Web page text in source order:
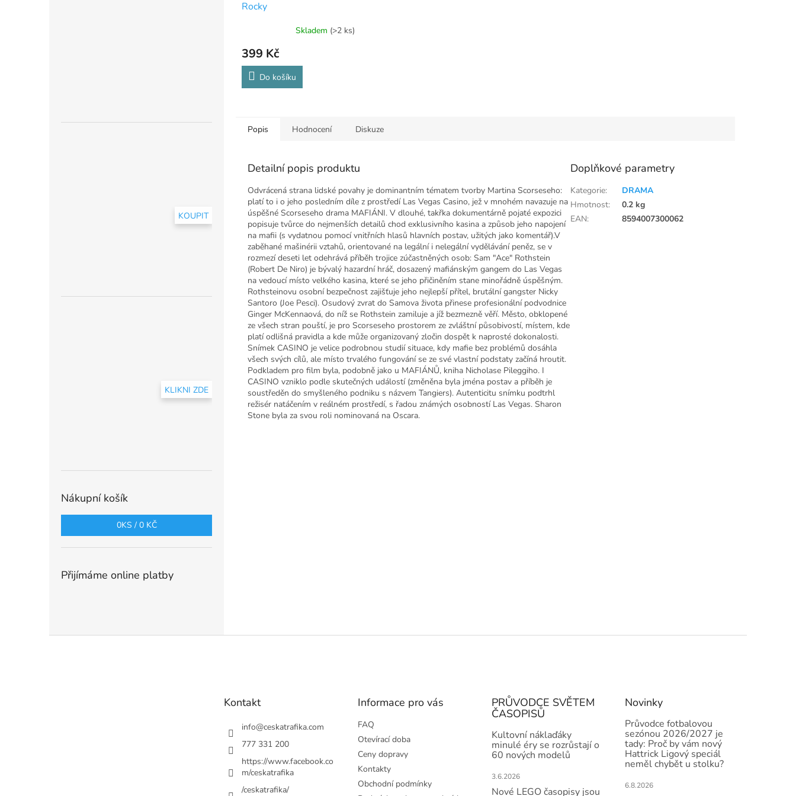
KOUPIT
KLIKNI ZDE
Nákupní košík
0KS / 0 KČ
Přijímáme online platby
Rocky
Skladem (>2 ks)
399 Kč
Do košíku
Popis Hodnocení Diskuze
Detailní popis produktu
Odvrácená strana lidské povahy je dominantním tématem tvorby Martina Scorseseho:
platí to i o jeho posledním díle z prostředí Las Vegas Casino, jež v mnohém navazuje na
úspěšné Scorseseho drama MAFIÁNI. V dlouhé, takřka dokumentárně pojaté expozici
popisuje tvůrce do nejmenších detailů chod exklusivního kasina a způsob jeho napojení
na mafii (s vydatnou pomocí vnitřních hlasů hlavních postav, užitých jako komentář).V
zaběhané mašinérii vztahů, orientované na legální i nelegální vydělávání peněz, se v
rozmezí deseti let odehrává příběh trojice zúčastněných osob: Sam "Ace" Rothstein
(Robert De Niro) je bývalý hazardní hráč, dosazený mafiánským gangem do Las Vegas
na vedoucí místo velkého kasina, které se jeho přičiněním stane minořádně úspěšným.
Rothsteinovu osobní bezpečnost zajišťuje jeho nejlepší přítel, brutální gangster Nicky
Santoro (Joe Pesci). Osudový zvrat do Samova života přinese profesionální podvodnice
Ginger McKennaová, do níž se Rothstein zamiluje a jíž bezmezně věří. Město, obklopené
ze všech stran pouští, je pro Scorseseho prostorem ze zvláštní působivostí, místem, kde
platí odlišná pravidla a kde může organizovaný zločin dospět k naprosté dokonalosti.
Snímek CASINO je velice podrobnou studií situace, kdy mafie bez problémů dosáhla
všech svých cílů, ale místo trvalého fungování se ze své vlastní podstaty začíná hroutit.
Podkladem pro film byla, podobně jako u MAFIÁNŮ, kniha Nicholase Pileggiho. I
CASINO vzniklo podle skutečných událostí (změněna byla jména postav a příběh je
soustředěn do smyšleného podniku s názvem Tangiers). Autenticitu snímku podtrhl
režisér natáčením v reálném prostředí, s řadou známých osobností Las Vegas. Sharon
Stone byla za svou roli nominovaná na Oscara.
Doplňkové parametry
Kategorie:
DRAMA
Hmotnost:
0.2 kg
EAN: 8594007300062
Kontakt
info@ceskatrafika.com
777 331 200
https://www.facebook.co
m/ceskatrafika
/ceskatrafika/
Informace pro vás
FAQ
Otevírací doba
Ceny dopravy
Kontakty
Obchodní podmínky
PRŮVODCE SVĚTEM
ČASOPISŮ
Kultovní náklaďáky
minulé éry se rozrůstají o
60 nových modelů
3.6.2026
Nové LEGO časopisy jsou
Novinky
Průvodce fotbalovou
sezónou 2026/2027 je
tady: Proč by vám nový
Hattrick Ligový speciál
neměl chybět u stolku?
6.8.2026